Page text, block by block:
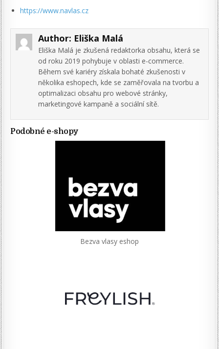
https://www.navlas.cz
Author: Eliška Malá
Eliška Malá je zkušená redaktorka obsahu, která se
od roku 2019 pohybuje v oblasti e-commerce.
Během své kariéry získala bohaté zkušenosti v
několika eshopech, kde se zaměřovala na tvorbu a
optimalizaci obsahu pro webové stránky,
marketingové kampaně a sociální sítě.
Podobné e-shopy
Bezva vlasy eshop